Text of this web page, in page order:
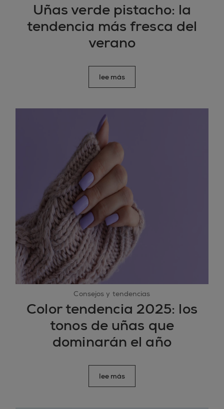
Uñas verde pistacho: la
tendencia más fresca del
verano
lee más
Consejos y tendencias
Color tendencia 2025: los
tonos de uñas que
dominarán el año
lee más